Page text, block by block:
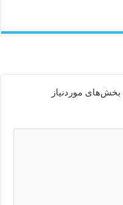
بخش‌های موردنیاز